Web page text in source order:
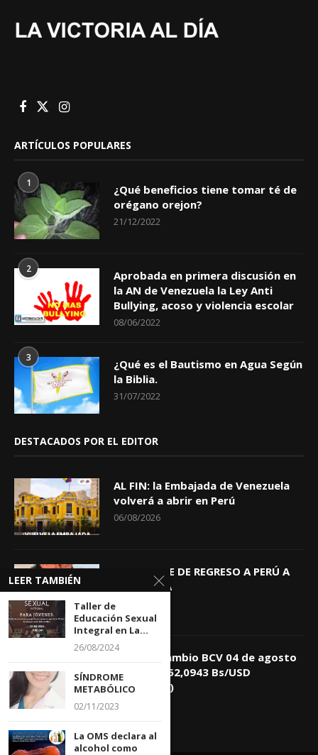
ARTÍCULOS POPULARES
1
¿Qué beneficios tiene tomar té de
orégano orejon?
21/12/2022
2
Aprobada en primera discusión en
la AN de Venezuela la Ley Anti
Bullying, acoso y violencia escolar
08/06/2022
3
¿Qué es el Bautismo en Agua Según
la Biblia.
31/07/2022
DESTACADOS POR EL EDITOR
AL FIN: la Embajada de Venezuela
volverá a abrir en Perú
06/08/2026
KEIKO TRAE DE REGRESO A PERÚ A
GIOVANNA
04/08/2026
Tasa de Cambio BCV 04 de agosto
de 2026: 752,0943 Bs/USD
(+0,4418%)
04/08/2026
LEER TAMBIÉN
Taller de
Educación Sexual
Integral en La...
26/08/2024
SÍNDROME
METABÓLICO
02/11/2023
La OMS declara al
alcohol como